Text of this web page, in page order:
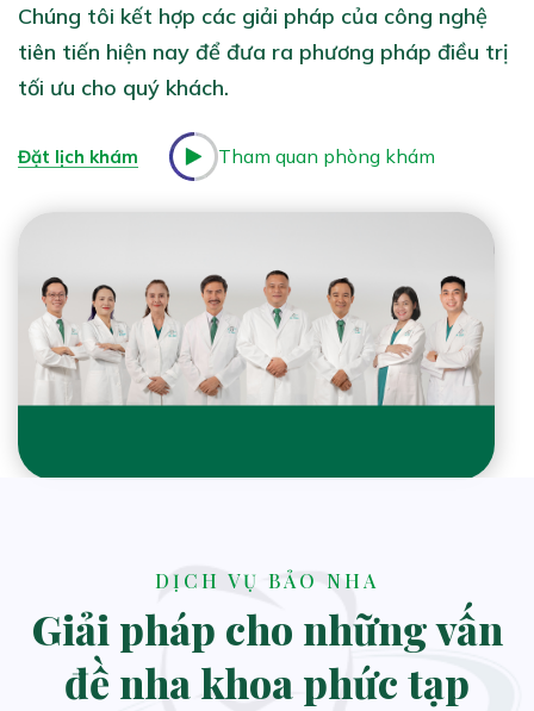
Chúng tôi kết hợp các giải pháp của công nghệ
tiên tiến hiện nay để đưa ra phương pháp điều trị
tối ưu cho quý khách.
Đặt lịch khám Tham quan phòng khám
DỊCH VỤ BẢO NHA
Giải pháp cho những vấn
đề nha khoa phức tạp